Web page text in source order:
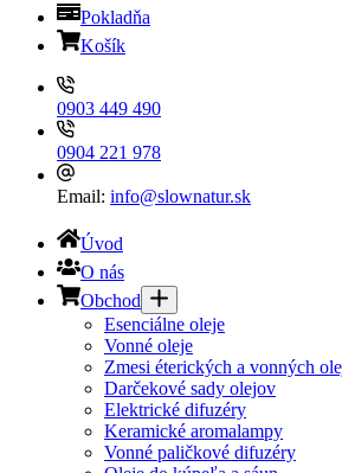
Pokladňa
Košík
0903 449 490
0904 221 978
Email: info@slownatur.sk
Úvod
O nás
Obchod
Esenciálne oleje
Vonné oleje
Zmesi éterických a vonných
Darčekové sady olejov
Elektrické difuzéry
Keramické aromalampy
Vonné paličkové difuzéry